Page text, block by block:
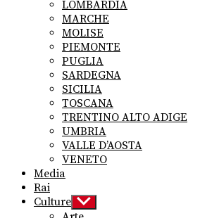
LOMBARDIA
MARCHE
MOLISE
PIEMONTE
PUGLIA
SARDEGNA
SICILIA
TOSCANA
TRENTINO ALTO ADIGE
UMBRIA
VALLE D’AOSTA
VENETO
Media
Rai
Culture Show
sub